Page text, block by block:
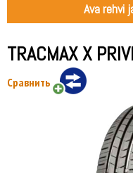
Ava rehvi
TRACMAX X
Сравнить